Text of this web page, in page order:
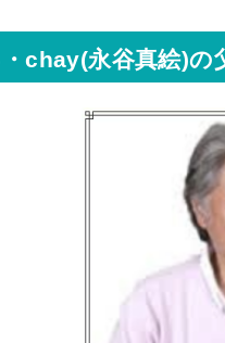
chay(永谷真絵)の